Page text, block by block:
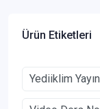
Ürün Etiketleri
Yediiklim